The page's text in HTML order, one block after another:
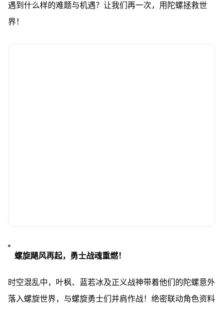
遇到什么样的难题与机遇？让我们再一次，用陀螺拯救世
界！
螺旋飓风再起，勇士战魂重燃！
时空混乱中，叶枫、蓝若冰及正义战神带着他们的陀螺意外
落入螺旋世界，与螺旋勇士们并肩作战！绝密联动角色资料